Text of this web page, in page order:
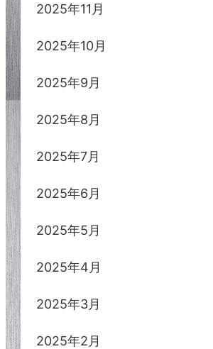
2025年11月
2025年10月
2025年9月
2025年8月
2025年7月
2025年6月
2025年5月
2025年4月
2025年3月
2025年2月